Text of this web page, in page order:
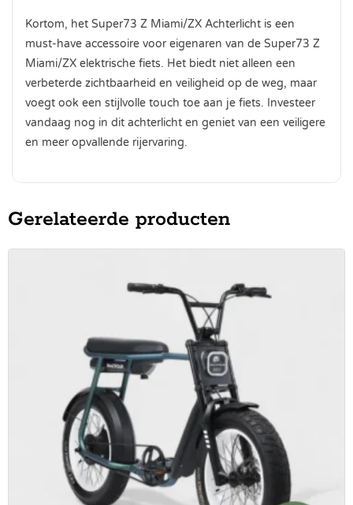
Kortom, het Super73 Z Miami/ZX Achterlicht is een
must-have accessoire voor eigenaren van de Super73 Z
Miami/ZX elektrische fiets. Het biedt niet alleen een
verbeterde zichtbaarheid en veiligheid op de weg, maar
voegt ook een stijlvolle touch toe aan je fiets. Investeer
vandaag nog in dit achterlicht en geniet van een veiligere
en meer opvallende rijervaring.
Gerelateerde producten